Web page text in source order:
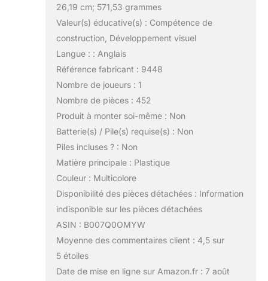
26,19 cm; 571,53 grammes
Valeur(s) éducative(s) : Compétence de
construction, Développement visuel
Langue : : Anglais
Référence fabricant : 9448
Nombre de joueurs : 1
Nombre de pièces : 452
Produit à monter soi-même : Non
Batterie(s) / Pile(s) requise(s) : Non
Piles incluses ? : Non
Matière principale : Plastique
Couleur : Multicolore
Disponibilité des pièces détachées : Information
indisponible sur les pièces détachées
ASIN : B007Q0OMYW
Moyenne des commentaires client : 4,5 sur
5 étoiles
Date de mise en ligne sur Amazon.fr : 7 août